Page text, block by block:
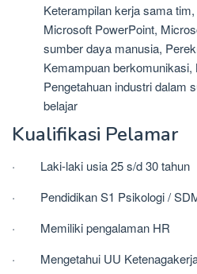
Keterampilan kerja sama
Microsoft PowerPoint,
sumber daya manusia,
Kemampuan
Pengetahuan industri dalam
belajar
Kualifikasi Pelamar
· Laki-laki usia 25 s/d 30 tahun
· Pendidikan S1 Psikologi /
· Memiliki pengalaman HR
· Mengetahui UU